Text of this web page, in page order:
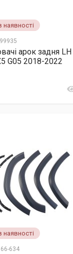
наявності
арок задня LH
G05 2018-2022
наявності
634